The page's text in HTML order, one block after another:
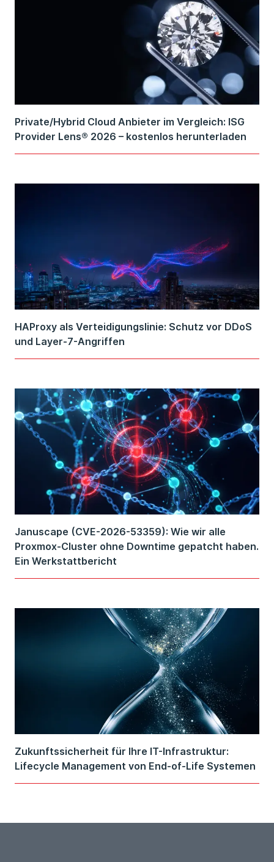
Private/Hybrid Cloud Anbieter im Vergleich: ISG
Provider Lens® 2026 – kostenlos herunterladen
HAProxy als Verteidigungslinie: Schutz vor DDoS
und Layer-7-Angriffen
Januscape (CVE-2026-53359): Wie wir alle
Proxmox-Cluster ohne Downtime gepatcht haben.
Ein Werkstattbericht
Zukunftssicherheit für Ihre IT-Infrastruktur:
Lifecycle Management von End-of-Life Systemen